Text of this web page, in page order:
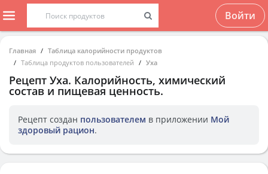
Войти
Главная
Таблица калорийности продуктов
Таблица продуктов пользователей
Уха
Рецепт Уха. Калорийность, химический
состав и пищевая ценность.
Рецепт создан пользователем в приложении Мой
здоровый рацион.